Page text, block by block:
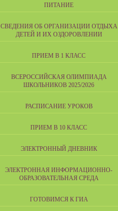
ПИТАНИЕ
СВЕДЕНИЯ ОБ ОРГАНИЗАЦИИ ОТДЫХА
ДЕТЕЙ И ИХ ОЗДОРОВЛЕНИИ
ПРИЕМ В 1 КЛАСС
ВСЕРОССИЙСКАЯ ОЛИМПИАДА
ШКОЛЬНИКОВ 2025/2026
РАСПИСАНИЕ УРОКОВ
ПРИЕМ В 10 КЛАСС
ЭЛЕКТРОННЫЙ ДНЕВНИК
ЭЛЕКТРОННАЯ ИНФОРМАЦИОННО-
ОБРАЗОВАТЕЛЬНАЯ СРЕДА
ГОТОВИМСЯ К ГИА